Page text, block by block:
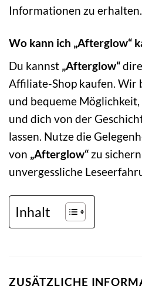
Informationen zu erhalten.
Wo kann ich „Afterglow“
Du kannst „Afterglow“
Affiliate-Shop kaufen. Wir
und bequeme
und dich von der
lassen. Nutze die
von „Afterglow“ zu
unvergessliche
Inhalt
ZUSÄTZLICHE